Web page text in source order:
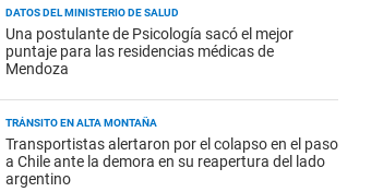
DATOS DEL MINISTERIO DE SALUD
Una postulante de Psicología sacó el mejor
puntaje para las residencias médicas de
Mendoza
TRÁNSITO EN ALTA MONTAÑA
Transportistas alertaron por el colapso en el paso
a Chile ante la demora en su reapertura del lado
argentino